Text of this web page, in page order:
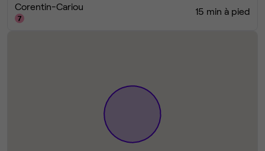
Corentin-Cariou 15 min à pied